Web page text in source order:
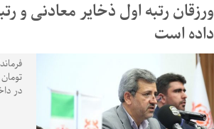
ورزقان رتبه اول ذخایر معادنی
داده است
در